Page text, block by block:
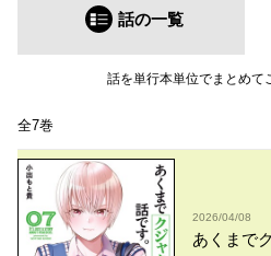
話の一覧
話を単行本単位でまとめて
全7巻
2026/04/08
あくまで